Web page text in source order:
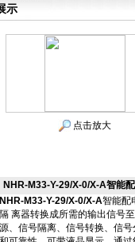
示
点击放大
NHR-M33-Y-29/X-0/X-A智能
NHR-M33-Y-29/X-0/X-A智能配
隔 离器转换成所需的输出信号
源、信号隔离、信号转换、信